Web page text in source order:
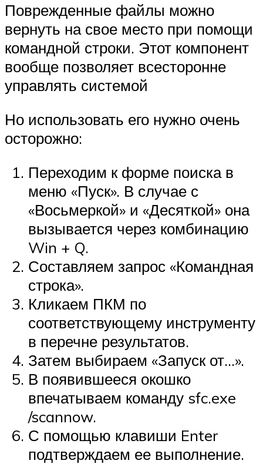
Поврежденные файлы можно
вернуть на свое место при помощи
командной строки. Этот компонент
вообще позволяет всесторонне
управлять системой
Но использовать его нужно очень
осторожно:
Переходим к форме поиска в
меню «Пуск». В случае с
«Восьмеркой» и «Десяткой» она
вызывается через комбинацию
Win + Q.
Составляем запрос «Командная
строка».
Кликаем ПКМ по
соответствующему инструменту
в перечне результатов.
Затем выбираем «Запуск от…».
В появившееся окошко
впечатываем команду sfc.exe
/scannow.
С помощью клавиши Enter
подтверждаем ее выполнение.